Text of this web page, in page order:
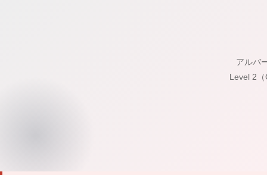
アルバ
Level 2